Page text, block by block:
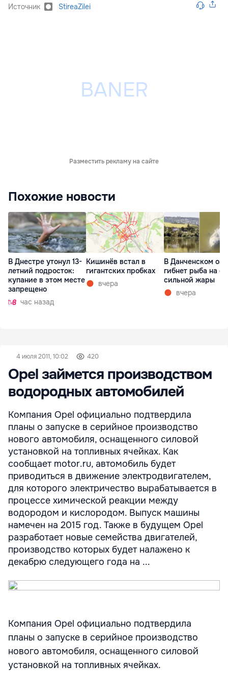
Источник StireaZilei
Разместить рекламу на сайте
Похожие новости
В Днестре утонул 13-
летний подросток:
купание в этом месте
запрещено
час назад
Кишинёв встал в
гигантских пробках
вчера
В Данченском
гибнет рыба на
сильной жары
вчера
4 июля 2011, 10:02 420
Opel займется производством
водородных автомобилей
Компания Opel официально подтвердила
планы о запуске в серийное производство
нового автомобиля, оснащенного силовой
установкой на топливных ячейках. Как
сообщает motor.ru, автомобиль будет
приводиться в движение электродвигателем,
для которого электричество вырабатывается в
процессе химической реакции между
водородом и кислородом. Выпуск машины
намечен на 2015 год. Также в будущем Opel
разработает новые семейства двигателей,
производство которых будет налажено к
декабрю следующего года на ...
Компания Opel официально подтвердила
планы о запуске в серийное производство
нового автомобиля, оснащенного силовой
установкой на топливных ячейках.